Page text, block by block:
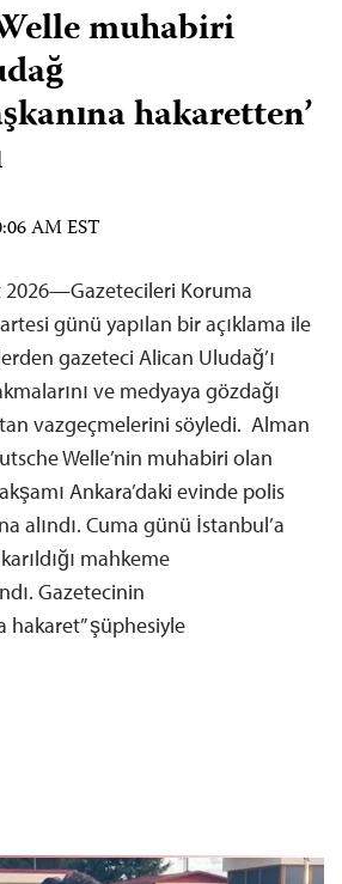
muhabiri
hakaretten’
AM EST
Koruma
günü yapılan bir açıklama ile
gazeteci Alican Uludağ’ı
ve medyaya gözdağı
vazgeçmelerini söyledi. Alman
Welle’nin muhabiri olan
Ankara’daki evinde polis
alındı. Cuma günü İstanbul’a
mahkeme
Gazetecinin
hakaret” şüphesiyle